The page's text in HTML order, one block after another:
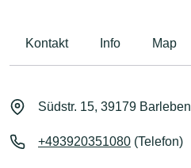
Kontakt Info Map
Südstr. 15, 39179 Barleben
+493920351080 (Telefon)